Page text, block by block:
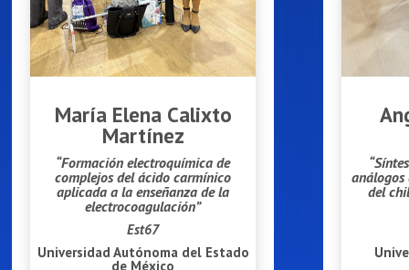
María Elena Calixto
Martínez
“Formación electroquímica de
complejos del ácido carmínico
aplicada a la enseñanza de la
electrocoagulación”
Est67
Universidad Autónoma del Estado
de México
análogos
del